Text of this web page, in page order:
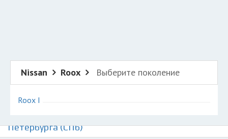
Nissan Roox Выберите поколение
Roox I
Петербурга (СПб)